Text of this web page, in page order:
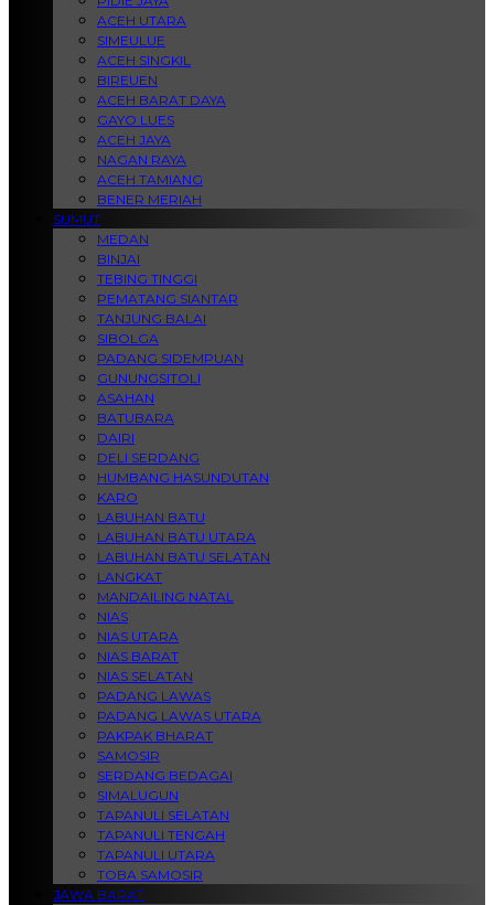
ACEH UTARA
SIMEULUE
ACEH SINGKIL
BIREUEN
ACEH BARAT DAYA
GAYO LUES
ACEH JAYA
NAGAN RAYA
ACEH TAMIANG
BENER MERIAH
SUMUT
MEDAN
BINJAI
TEBING TINGGI
PEMATANG SIANTAR
TANJUNG BALAI
SIBOLGA
PADANG SIDEMPUAN
GUNUNGSITOLI
ASAHAN
BATUBARA
DAIRI
DELI SERDANG
HUMBANG HASUNDUTAN
KARO
LABUHAN BATU
LABUHAN BATU UTARA
LABUHAN BATU SELATAN
LANGKAT
MANDAILING NATAL
NIAS
NIAS UTARA
NIAS BARAT
NIAS SELATAN
PADANG LAWAS
PADANG LAWAS UTARA
PAKPAK BHARAT
SAMOSIR
SERDANG BEDAGAI
SIMALUGUN
TAPANULI SELATAN
TAPANULI TENGAH
TAPANULI UTARA
TOBA SAMOSIR
JAWA BARAT